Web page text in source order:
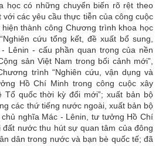
học có những chuyển biến rõ rệt theo
các yêu cầu thực tiễn của công cuộc
thành công Chương trình khoa học
cứu tổng kết, đề xuất bổ sung,
Lênin - cấu phần quan trọng của nền
sản Việt Nam trong bối cảnh mới”,
trình “Nghiên cứu, vận dụng và
Hồ Chí Minh trong công cuộc xây
quốc thời kỳ đổi mới”; xuất bản bộ
các thứ tiếng nước ngoài, xuất bản bộ
nghĩa Mác - Lênin, tư tưởng Hồ Chí
nước thu hút sự quan tâm của đông
dân trong nước và bạn bè quốc tế; đã